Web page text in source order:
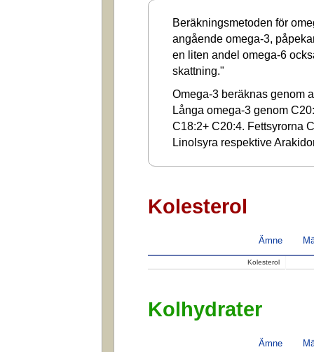
Beräkningsmetoden för
angående omega-3,
en liten andel omega-6
skattning."
Omega-3 beräknas genom
Långa omega-3 genom
C18:2+ C20:4. Fettsyrorna
Linolsyra respektive
Kolesterol
Ämne
Kolesterol
Kolhydrater
Ämne